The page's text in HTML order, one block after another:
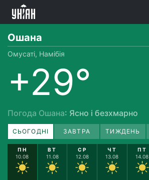
Ошана
Омусаті, Намібія
+29°
Погода Ошана: Ясно і безхмарно
СЬОГОДНІ ЗАВТРА ТИЖДЕНЬ
ПН
10.08
ВТ
11.08
СР
12.08
ЧТ
13.08
ПТ
14.08